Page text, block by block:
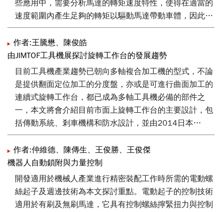
些應用中，需要分析馬達的轉矩速度特性，使得在適當的
速度範圍內產生足夠的轉矩以驅動馬達帶動車體，因此精
確的感應馬達模型與建構，在研究感應馬達轉矩速度特性
暨其模擬與分析，是非常有用與重要的。
我們建立了一個三相交流感應馬達之相變數模型，以電
磁、機電與機械三部份來推導感應馬達的數學方程式，並
利用PSIM模擬軟體工具建立該感應馬達的相變數模型方
塊，給予輸入信號的頻率與負載轉矩分析，驗證了該模型
轉速穩態響應的正確性。所建模型並和PSIM內建與
MATLAB/Simulink內建之感應馬達模型相比較，所得到三
者的轉速與電流響應一樣，驗證了所建模型其暫態響應的
正確性。所建模型的特色有二：一是三相定子輸入端是採
做馬達驅動控制的整合模擬；二是負載轉矩輸入端是以數
學函數元件建立的，可以數學函數的形式加入負載轉矩。
作者:王騰懋、陳俊皓
由JIMTOF工具機展探討旋轉工作台的發展趨勢
目前工具機產業趨勢已朝向多軸複合加工機的型式，不論
是提供翻面定位加工的分度盤，亦或是可進行曲面加工的
連續式旋轉工作台，都已成為多軸工具機必備的部件之
一，本文將會介紹目前市面上旋轉工作台的主要設計，包
括傳動系統、剎車機構和防水設計，並由2014日本
JIMTOF展來探討旋轉工作台的應用趨勢。
作者:仲維德、陳傳生、王俊勝、王俊傑
機器人自動鎖附與力量控制
開發適用於機械人產業進行精密裝配工作時所需的電動螺
絲起子及週邊技術為本文探討重點。電動起子的控制技術
適用於有刷及無刷馬達，它具有控制螺絲擰緊扭力與控制